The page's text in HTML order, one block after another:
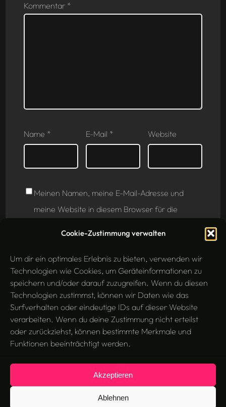
Cookie-Zustimmung verwalten
Um dir ein optimales Erlebnis zu bieten, verwenden wir
Technologien wie Cookies, um Geräteinformationen zu
speichern und/oder darauf zuzugreifen. Wenn du diesen
Technologien zustimmst, können wir Daten wie das
Surfverhalten oder eindeutige IDs auf dieser Website
verarbeiten. Wenn du deine Zustimmung nicht erteilst
oder zurückziehst, können bestimmte Merkmale und
Funktionen beeinträchtigt werden.
Akzeptieren
Ablehnen
Kommentar *
Name * E-Mail * Website
Meinen Namen, meine E-Mail-Adresse und
meine Website in diesem Browser für die
Suchen